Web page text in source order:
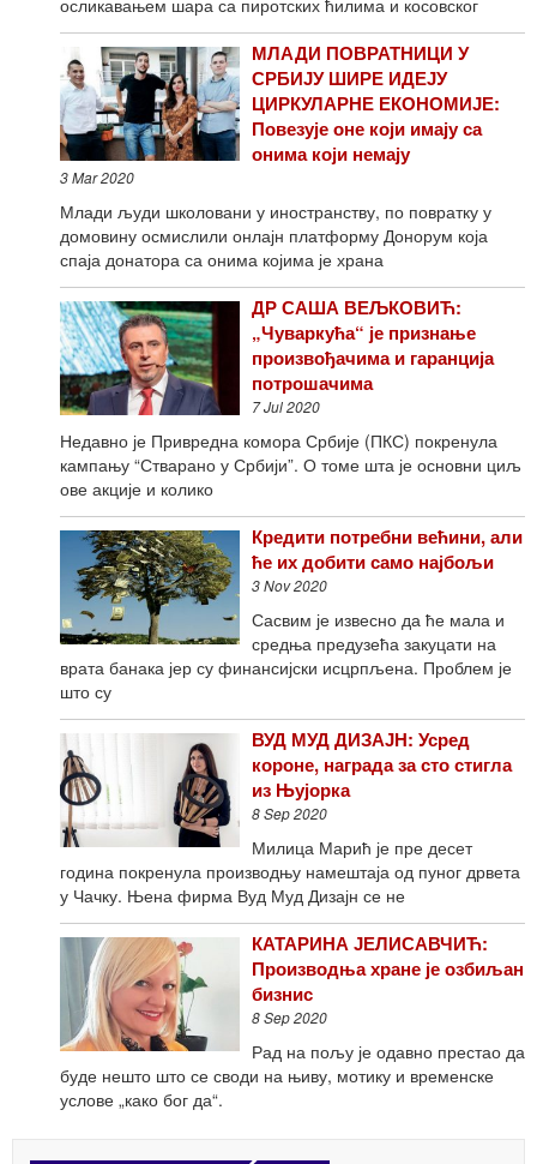
МЛАДИ ПОВРАТНИЦИ У
СРБИЈУ ШИРЕ ИДЕЈУ
ЦИРКУЛАРНЕ ЕКОНОМИЈЕ:
Повезује оне који имају са
онима који немају
3 Mar 2020
Млади људи школовани у иностранству, по повратку у
домовину осмислили онлајн платформу Донорум која
спаја донатора са онима којима је храна
ДР САША ВЕЉКОВИЋ:
„Чуваркућа“ је признање
произвођачима и гаранција
потрошачима
7 Jul 2020
Недавно је Привредна комора Србије (ПКС) покренула
кампању “Стварано у Србији”. О томе шта је основни циљ
ове акције и колико
Кредити потребни већини, али
ће их добити само најбољи
3 Nov 2020
Сасвим је извесно да ће мала и
средња предузећа закуцати на
врата банака јер су финансијски исцрпљена. Проблем је
што су
ВУД МУД ДИЗАЈН: Усред
короне, награда за сто стигла
из Њујорка
8 Sep 2020
Милица Марић је пре десет
година покренула производњу намештаја од пуног дрвета
у Чачку. Њена фирма Вуд Муд Дизајн се не
КАТАРИНА ЈЕЛИСАВЧИЋ:
Производња хране је озбиљан
бизнис
8 Sep 2020
Рад на пољу је одавно престао да
буде нешто што се своди на њиву, мотику и временске
услове „како бог да“.